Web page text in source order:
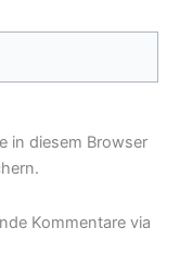
in diesem Browser
Kommentare via